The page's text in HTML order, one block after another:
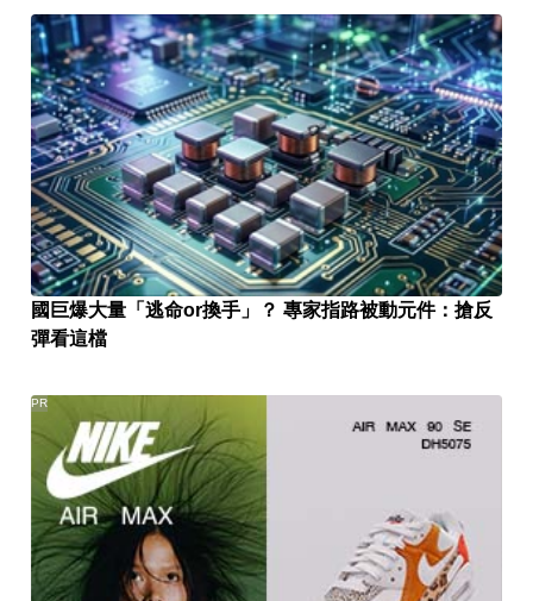
國巨爆大量「逃命or換手」？ 專家指路被動元件：搶反
彈看這檔
PR